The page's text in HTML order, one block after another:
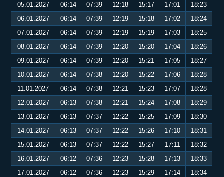
05.01.2027
06:14 07:39 12:18 15:17 17:01
18:23
06.01.2027
06:14 07:39 12:19 15:18 17:02
18:24
07.01.2027
06:14 07:39 12:19 15:19 17:03
18:25
08.01.2027
06:14 07:39 12:20 15:20 17:04
18:26
09.01.2027
06:14 07:39 12:20 15:21 17:05
18:27
10.01.2027
06:14 07:38 12:20 15:22 17:06
18:28
11.01.2027
06:14 07:38 12:21 15:23 17:07
18:28
12.01.2027
06:13 07:38 12:21 15:24 17:08
18:29
13.01.2027
06:13 07:37 12:22 15:25 17:09
18:30
14.01.2027
06:13 07:37 12:22 15:26 17:10
18:31
15.01.2027
06:13 07:37 12:22 15:27 17:11
18:32
16.01.2027
06:12 07:36 12:23 15:28 17:13
18:33
17.01.2027
06:12 07:36 12:23 15:29 17:14
18:34